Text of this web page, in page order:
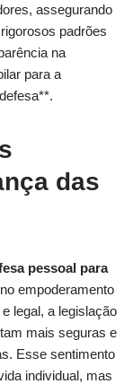
assegurando
padrões
na
para a
das
pessoal para
empoderamento
legal, a legislação
mais seguras e
Esse sentimento
individual, mas